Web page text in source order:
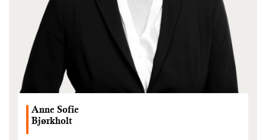
Anne Sofie
Bjørkholt